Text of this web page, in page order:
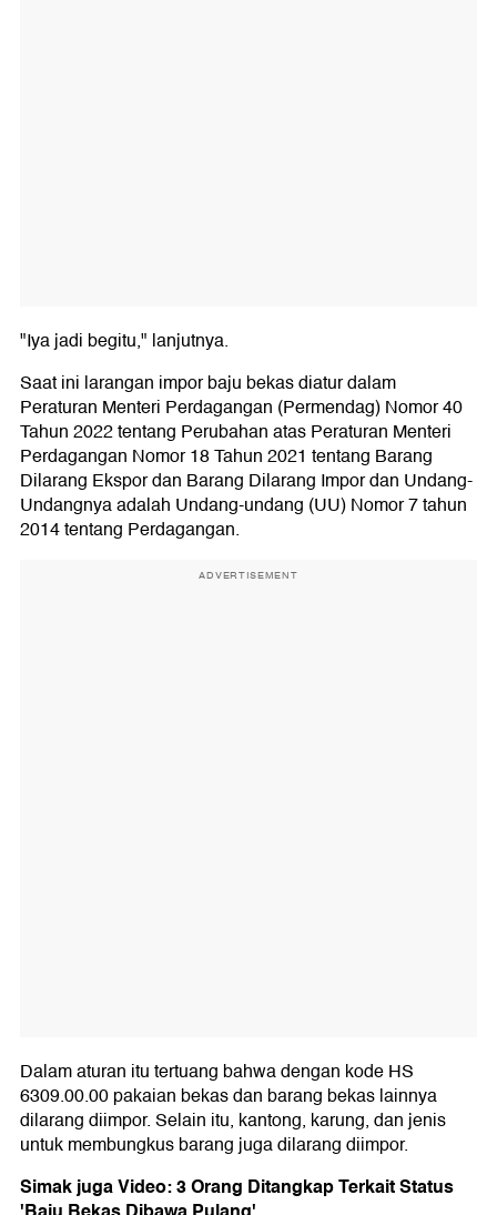
"Iya jadi begitu," lanjutnya.
Saat ini larangan impor baju bekas diatur dalam
Peraturan Menteri Perdagangan (Permendag) Nomor 40
Tahun 2022 tentang Perubahan atas Peraturan Menteri
Perdagangan Nomor 18 Tahun 2021 tentang Barang
Dilarang Ekspor dan Barang Dilarang Impor dan Undang-
Undangnya adalah Undang-undang (UU) Nomor 7 tahun
2014 tentang Perdagangan.
ADVERTISEMENT
Dalam aturan itu tertuang bahwa dengan kode HS
6309.00.00 pakaian bekas dan barang bekas lainnya
dilarang diimpor. Selain itu, kantong, karung, dan jenis
untuk membungkus barang juga dilarang diimpor.
Simak juga Video: 3 Orang Ditangkap Terkait Status